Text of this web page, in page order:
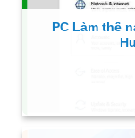
PC Làm thế